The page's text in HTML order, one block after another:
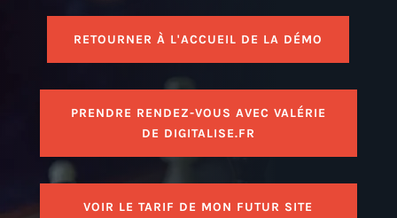
RETOURNER À L'ACCUEIL DE LA DÉMO
PRENDRE RENDEZ-VOUS AVEC VALÉRIE
DE DIGITALISE.FR
VOIR LE TARIF DE MON FUTUR SITE